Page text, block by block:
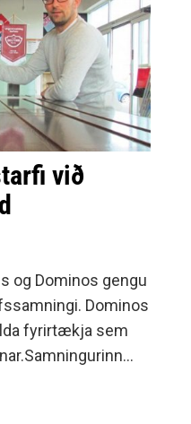
við
og Dominos gengu
Dominos
fyrirtækja sem